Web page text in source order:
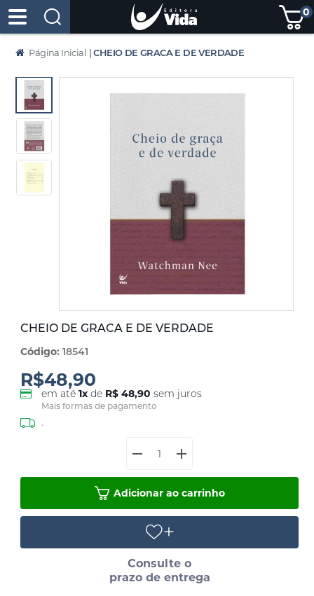
0
Página Inicial | CHEIO DE GRACA E DE VERDADE
CHEIO DE GRACA E DE VERDADE
Código:18541
R$48,90
em até1x de R$ 48,90 sem juros
Mais formas de pagamento
.
Adicionar ao carrinho
Consulte o
prazo de entrega